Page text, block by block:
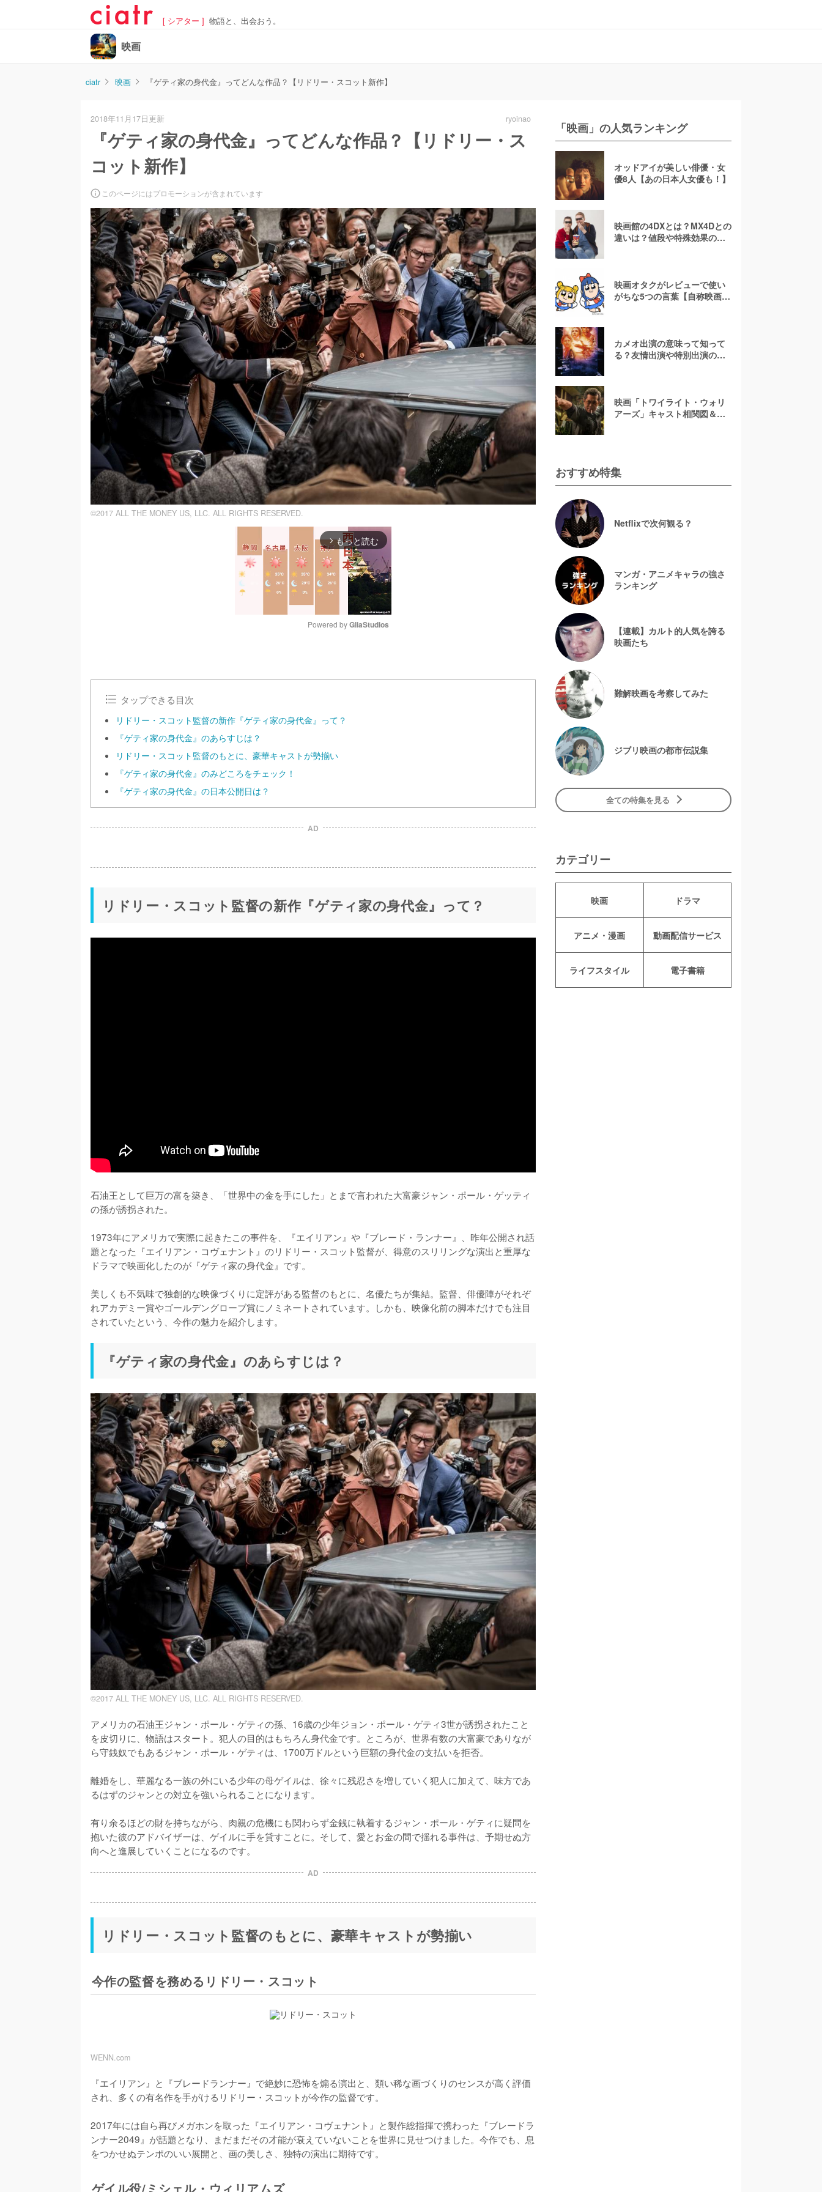
[ シアター ] 物語と、出会おう。
映画
ciatr 映画 『ゲティ家の身代金』ってどんな作品？【リドリー・スコット新作】
2018年11月17日更新 ryoinao
『ゲティ家の身代金』ってどんな作品？【リドリー・ス
コット新作】
このページにはプロモーションが含まれています
©2017 ALL THE MONEY US, LLC. ALL RIGHTS RESERVED.
arrow_forward_ios もっと読む
u
Powered by GliaStudios
タップできる目次
リドリー・スコット監督の新作『ゲティ家の身代金』って？
『ゲティ家の身代金』のあらすじは？
リドリー・スコット監督のもとに、豪華キャストが勢揃い
『ゲティ家の身代金』のみどころをチェック！
『ゲティ家の身代金』の日本公開日は？
AD
リドリー・スコット監督の新作『ゲティ家の身代金』って？
石油王として巨万の富を築き、「世界中の金を手にした」とまで言われた大富豪ジャン・ポール・ゲッティ
の孫が誘拐された。
1973年にアメリカで実際に起きたこの事件を、『エイリアン』や『ブレード・ランナー』、昨年公開され話
題となった『エイリアン・コヴェナント』のリドリー・スコット監督が、得意のスリリングな演出と重厚な
ドラマで映画化したのが『ゲティ家の身代金』です。
美しくも不気味で独創的な映像づくりに定評がある監督のもとに、名優たちが集結。監督、俳優陣がそれぞ
れアカデミー賞やゴールデングローブ賞にノミネートされています。しかも、映像化前の脚本だけでも注目
されていたという、今作の魅力を紹介します。
『ゲティ家の身代金』のあらすじは？
©2017 ALL THE MONEY US, LLC. ALL RIGHTS RESERVED.
アメリカの石油王ジャン・ポール・ゲティの孫、16歳の少年ジョン・ポール・ゲティ3世が誘拐されたこと
を皮切りに、物語はスタート。犯人の目的はもちろん身代金です。ところが、世界有数の大富豪でありなが
ら守銭奴でもあるジャン・ポール・ゲティは、1700万ドルという巨額の身代金の支払いを拒否。
離婚をし、華麗なる一族の外にいる少年の母ゲイルは、徐々に残忍さを増していく犯人に加えて、味方であ
るはずのジャンとの対立を強いられることになります。
有り余るほどの財を持ちながら、肉親の危機にも関わらず金銭に執着するジャン・ポール・ゲティに疑問を
抱いた彼のアドバイザーは、ゲイルに手を貸すことに。そして、愛とお金の間で揺れる事件は、予期せぬ方
向へと進展していくことになるのです。
AD
リドリー・スコット監督のもとに、豪華キャストが勢揃い
今作の監督を務めるリドリー・スコット
WENN.com
『エイリアン』と『ブレードランナー』で絶妙に恐怖を煽る演出と、類い稀な画づくりのセンスが高く評価
され、多くの有名作を手がけるリドリー・スコットが今作の監督です。
2017年には自ら再びメガホンを取った『エイリアン・コヴェナント』と製作総指揮で携わった『ブレードラ
ンナー2049』が話題となり、まだまだその才能が衰えていないことを世界に見せつけました。今作でも、息
ゲイル役/ミシェル・ウィリアムズ
「映画」の人気ランキング
オッドアイが美しい俳優・女
優8人【あの日本人女優も！】
映画館の4DXとは？MX4Dとの
違いは？値段や特殊効果の注
映画オタクがレビューで使い
がちな5つの言葉【自称映画オ
カメオ出演の意味って知って
る？友情出演や特別出演の違
映画「トワイライト・ウォリ
アーズ」キャスト相関図＆登
おすすめ特集
Netflixで次何観る？
マンガ・アニメキャラの強さ
ランキング
【連載】カルト的人気を誇る
映画たち
難解映画を考察してみた
ジブリ映画の都市伝説集
全ての特集を見る
カテゴリー
映画 ドラマ
アニメ・漫画 動画配信サービス
ライフスタイル 電子書籍